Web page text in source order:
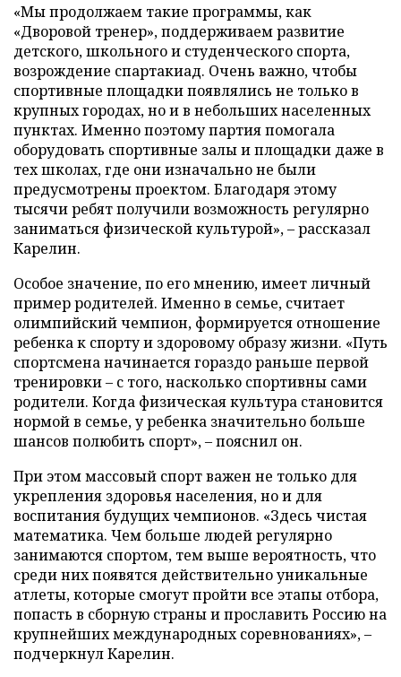
«Мы продолжаем такие программы, как
«Дворовой тренер», поддерживаем развитие
детского, школьного и студенческого спорта,
возрождение спартакиад. Очень важно, чтобы
спортивные площадки появлялись не только в
крупных городах, но и в небольших населенных
пунктах. Именно поэтому партия помогала
оборудовать спортивные залы и площадки даже в
тех школах, где они изначально не были
предусмотрены проектом. Благодаря этому
тысячи ребят получили возможность регулярно
заниматься физической культурой», – рассказал
Карелин.
Особое значение, по его мнению, имеет личный
пример родителей. Именно в семье, считает
олимпийский чемпион, формируется отношение
ребенка к спорту и здоровому образу жизни. «Путь
спортсмена начинается гораздо раньше первой
тренировки – с того, насколько спортивны сами
родители. Когда физическая культура становится
нормой в семье, у ребенка значительно больше
шансов полюбить спорт», – пояснил он.
При этом массовый спорт важен не только для
укрепления здоровья населения, но и для
воспитания будущих чемпионов. «Здесь чистая
математика. Чем больше людей регулярно
занимаются спортом, тем выше вероятность, что
среди них появятся действительно уникальные
атлеты, которые смогут пройти все этапы отбора,
попасть в сборную страны и прославить Россию на
крупнейших международных соревнованиях», –
подчеркнул Карелин.